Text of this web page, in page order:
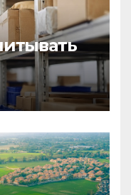
для